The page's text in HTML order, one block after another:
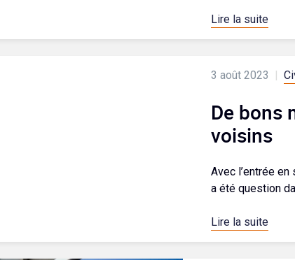
Lire la suite
3 août 2023
De bons
voisins
Avec l’entrée
a été question
Lire la suite